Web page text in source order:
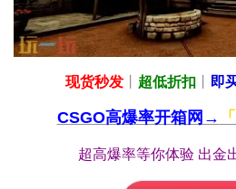
现货秒发 超低折扣 即
CSGO高爆率开箱网→
超高爆率等你体验 出金